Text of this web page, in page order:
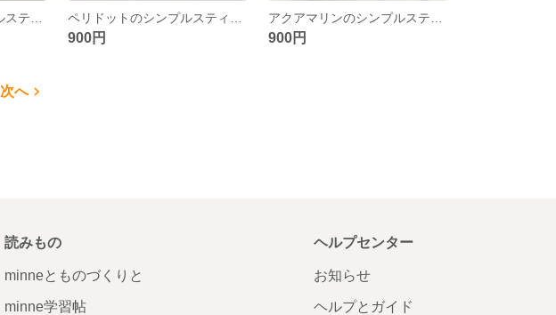
900円 900円
次へ
読みもの
minneとものづくりと
minne学習帖
ヘルプセンター
お知らせ
ヘルプとガイド